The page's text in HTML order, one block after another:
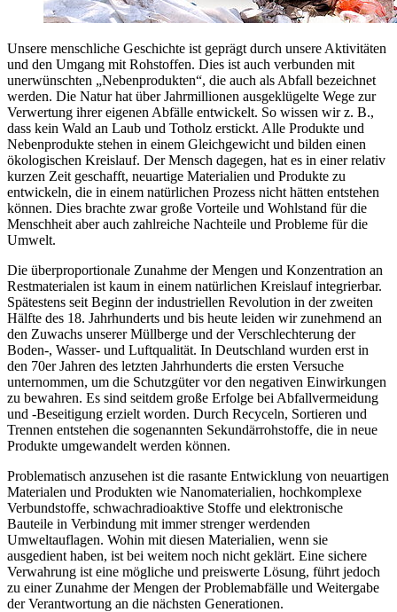
Unsere menschliche Geschichte ist geprägt durch unsere Aktivitäten
und den Umgang mit Rohstoffen. Dies ist auch verbunden mit
unerwünschten „Nebenprodukten“, die auch als Abfall bezeichnet
werden. Die Natur hat über Jahrmillionen ausgeklügelte Wege zur
Verwertung ihrer eigenen Abfälle entwickelt. So wissen wir z. B.,
dass kein Wald an Laub und Totholz erstickt. Alle Produkte und
Nebenprodukte stehen in einem Gleichgewicht und bilden einen
ökologischen Kreislauf. Der Mensch dagegen, hat es in einer relativ
kurzen Zeit geschafft, neuartige Materialien und Produkte zu
entwickeln, die in einem natürlichen Prozess nicht hätten entstehen
können. Dies brachte zwar große Vorteile und Wohlstand für die
Menschheit aber auch zahlreiche Nachteile und Probleme für die
Umwelt.
Die überproportionale Zunahme der Mengen und Konzentration an
Restmaterialen ist kaum in einem natürlichen Kreislauf integrierbar.
Spätestens seit Beginn der industriellen Revolution in der zweiten
Hälfte des 18. Jahrhunderts und bis heute leiden wir zunehmend an
den Zuwachs unserer Müllberge und der Verschlechterung der
Boden-, Wasser- und Luftqualität. In Deutschland wurden erst in
den 70er Jahren des letzten Jahrhunderts die ersten Versuche
unternommen, um die Schutzgüter vor den negativen Einwirkungen
zu bewahren. Es sind seitdem große Erfolge bei Abfallvermeidung
und -Beseitigung erzielt worden. Durch Recyceln, Sortieren und
Trennen entstehen die sogenannten Sekundärrohstoffe, die in neue
Produkte umgewandelt werden können.
Problematisch anzusehen ist die rasante Entwicklung von neuartigen
Materialen und Produkten wie Nanomaterialien, hochkomplexe
Verbundstoffe, schwachradioaktive Stoffe und elektronische
Bauteile in Verbindung mit immer strenger werdenden
Umweltauflagen. Wohin mit diesen Materialien, wenn sie
ausgedient haben, ist bei weitem noch nicht geklärt. Eine sichere
Verwahrung ist eine mögliche und preiswerte Lösung, führt jedoch
zu einer Zunahme der Mengen der Problemabfälle und Weitergabe
der Verantwortung an die nächsten Generationen.